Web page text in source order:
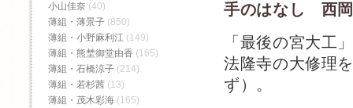
手のはなし 西
「最後の宮大工
法隆寺の大修理
ず）。
小山佳奈 (40)
薄組・薄景子 (850)
薄組・小野麻利江 (149)
薄組・熊埜御堂由香 (165)
薄組・石橋涼子 (214)
薄組・若杉茜 (13)
薄組・茂木彩海 (165)